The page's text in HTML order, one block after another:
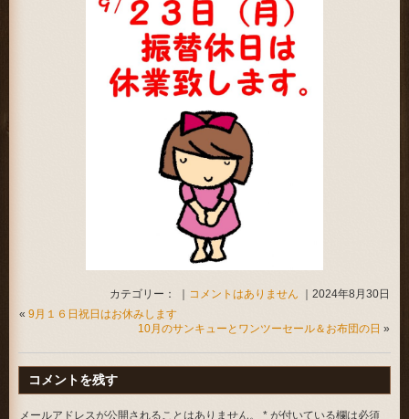
カテゴリー： ｜ コメントはありません ｜2024年8月30日
«9月１６日祝日はお休みします
10月のサンキューとワンツーセール＆お布団の日 »
コメントを残す
メールアドレスが公開されることはありません。 * が付いている欄は必須